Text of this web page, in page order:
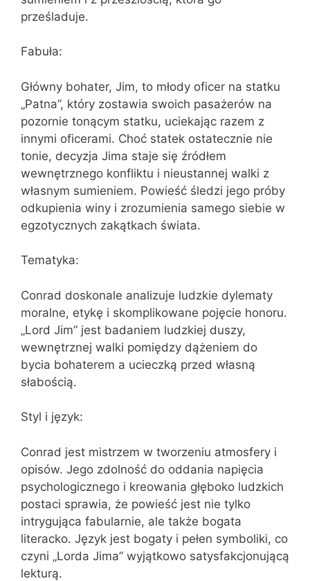
prześladuje.
Fabuła:
Główny bohater, Jim, to młody oficer na statku
„Patna”, który zostawia swoich pasażerów na
pozornie tonącym statku, uciekając razem z
innymi oficerami. Choć statek ostatecznie nie
tonie, decyzja Jima staje się źródłem
wewnętrznego konfliktu i nieustannej walki z
własnym sumieniem. Powieść śledzi jego próby
odkupienia winy i zrozumienia samego siebie w
egzotycznych zakątkach świata.
Tematyka:
Conrad doskonale analizuje ludzkie dylematy
moralne, etykę i skomplikowane pojęcie honoru.
„Lord Jim” jest badaniem ludzkiej duszy,
wewnętrznej walki pomiędzy dążeniem do
bycia bohaterem a ucieczką przed własną
słabością.
Styl i język:
Conrad jest mistrzem w tworzeniu atmosfery i
opisów. Jego zdolność do oddania napięcia
psychologicznego i kreowania głęboko ludzkich
postaci sprawia, że powieść jest nie tylko
intrygująca fabularnie, ale także bogata
literacko. Język jest bogaty i pełen symboliki, co
czyni „Lorda Jima” wyjątkowo satysfakcjonującą
lekturą.